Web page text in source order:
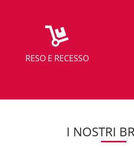
RESO E RECESSO
I NOSTRI